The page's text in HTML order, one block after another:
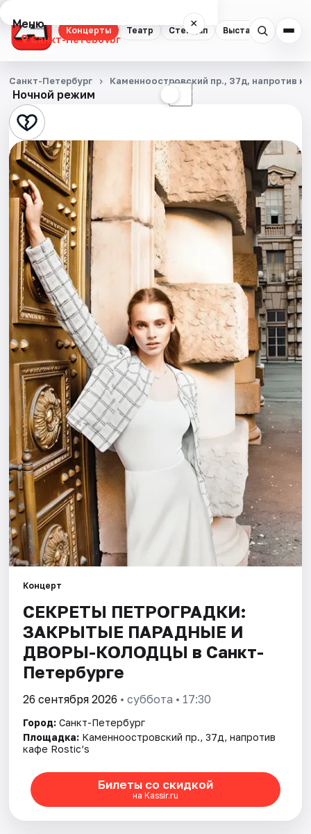
Концерты Театр Стендап Выставки
Меню ×
Санкт-Петербург
Концерты
Театр
Стендап
Выставки
Квесты
Экскурсии
Спорт
События
Города
Площадки
Артисты
Рейтинги
Ночной режим ☾
Санкт-Петербург Каменноостровский пр., 37д, напротив
Концерт
СЕКРЕТЫ ПЕТРОГРАДКИ:
ЗАКРЫТЫЕ ПАРАДНЫЕ И
ДВОРЫ-КОЛОДЦЫ в Санкт-
Петербурге
26 сентября 2026 • суббота • 17:30
Город: Санкт-Петербург
Площадка: Каменноостровский пр., 37д, напротив
кафе Rostic’s
Билеты со скидкой
на Kassir.ru